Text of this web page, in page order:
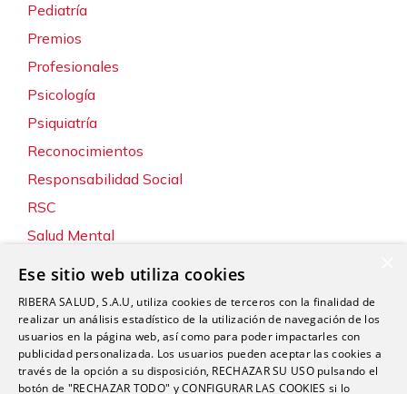
Pediatría
Premios
Profesionales
Psicología
Psiquiatría
Reconocimientos
Responsabilidad Social
RSC
Salud Mental
Servicios
Sostenibilidad y Medio Ambiente
Tecnología
Traumatología y Cirugía Ortopédica
Ese sitio web utiliza cookies
RIBERA SALUD, S.A.U, utiliza cookies de terceros con la finalidad de
realizar un análisis estadístico de la utilización de navegación de los
usuarios en la página web, así como para poder impactarles con
publicidad personalizada. Los usuarios pueden aceptar las cookies a
través de la opción a su disposición, RECHAZAR SU USO pulsando el
botón de "RECHAZAR TODO" y CONFIGURAR LAS COOKIES si lo